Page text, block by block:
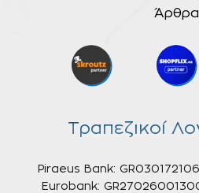
Άρθρα
Τραπεζικοί
Piraeus Bank:
Eurobank: